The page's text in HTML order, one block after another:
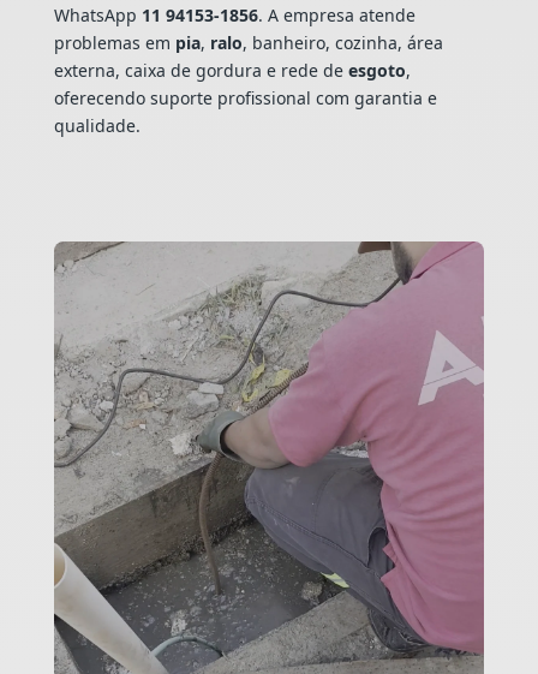
WhatsApp 11 94153-1856. A empresa atende
problemas em pia, ralo, banheiro, cozinha, área
externa, caixa de gordura e rede de esgoto,
oferecendo suporte profissional com garantia e
qualidade.